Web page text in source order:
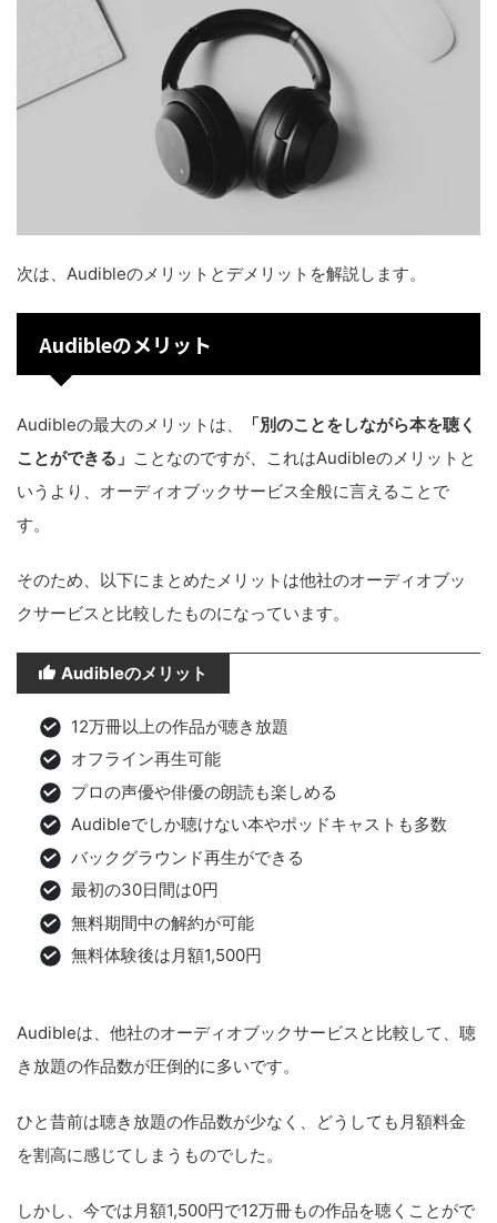
次は、Audibleのメリットとデメリットを解説します。
Audibleのメリット
Audibleの最大のメリットは、
「別のことをしながら本を聴く
ことができる」 ことなのですが、これはAudibleのメリットと
いうより、オーディオブックサービス全般に言えることで
す。
そのため、以下にまとめたメリットは他社のオーディオブッ
クサービスと比較したものになっています。
Audibleのメリット
12万冊以上の作品が聴き放題
オフライン再生可能
プロの声優や俳優の朗読も楽しめる
Audibleでしか聴けない本やポッドキャストも多数
バックグラウンド再生ができる
最初の30日間は0円
無料期間中の解約が可能
無料体験後は月額1,500円
Audibleは、他社のオーディオブックサービスと比較して、聴
き放題の作品数が圧倒的に多いです。
ひと昔前は聴き放題の作品数が少なく、どうしても月額料金
を割高に感じてしまうものでした。
しかし、今では月額1,500円で12万冊もの作品を聴くことがで